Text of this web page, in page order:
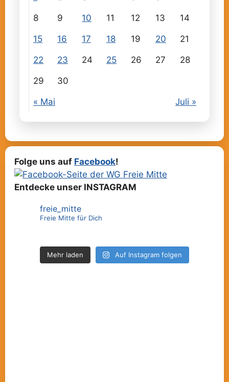
8 9 10 11 12 13 14
15 16 17 18 19 20 21
22 23 24 25 26 27 28
29 30
« Mai Juli »
Folge uns auf Facebook!
Entdecke unser INSTAGRAM
freie_mitte
Freie Mitte für Dich
Mehr laden Auf Instagram folgen